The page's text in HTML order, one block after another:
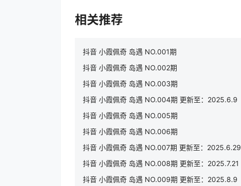
相关推荐
抖音 小霞佩奇 岛遇 NO.001期
抖音 小霞佩奇 岛遇 NO.002期
抖音 小霞佩奇 岛遇 NO.003期
抖音 小霞佩奇 岛遇 NO.004期 更新至：2025.6.9
抖音 小霞佩奇 岛遇 NO.005期
抖音 小霞佩奇 岛遇 NO.006期
抖音 小霞佩奇 岛遇 NO.007期 更新至：2025.6.29
抖音 小霞佩奇 岛遇 NO.008期 更新至：2025.7.21
抖音 小霞佩奇 岛遇 NO.009期 更新至：2025.8.9